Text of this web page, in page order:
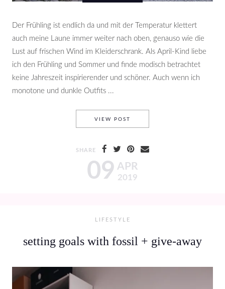
Der Frühling ist endlich da und mit der Temperatur klettert
auch meine Laune immer weiter nach oben, genauso wie die
Lust auf frischen Wind im Kleiderschrank. Als April-Kind liebe
ich den Frühling und Sommer und finde modisch betrachtet
keine Jahreszeit inspirierender und schöner. Auch wenn ich
monotone und dunkle Outfits ...
09 APR
2019
VIEW POST
SHARE
LIFESTYLE
setting goals with fossil + give-away